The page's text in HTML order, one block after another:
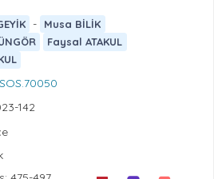
-
Musa BİLİK
Faysal ATAKUL
142